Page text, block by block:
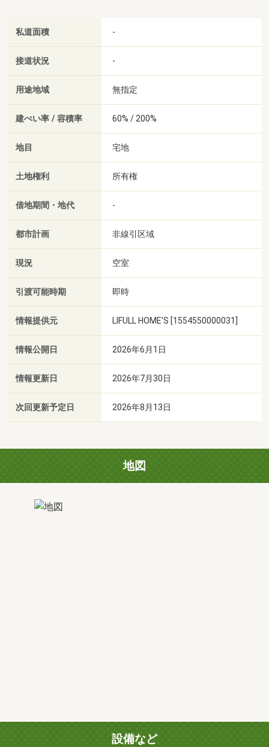
私道面積 -
接道状況 -
用途地域 無指定
建ぺい率 / 容積率 60% / 200%
地目 宅地
土地権利 所有権
借地期間・地代 -
都市計画 非線引区域
現況 空室
引渡可能時期 即時
情報提供元 LIFULL HOME'S [1554550000031]
情報公開日 2026年6月1日
情報更新日 2026年7月30日
次回更新予定日 2026年8月13日
地図
設備など